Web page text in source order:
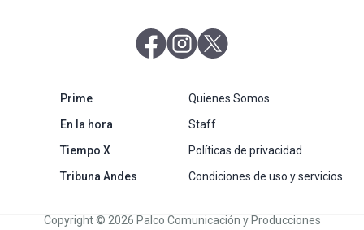
abre en nueva pestaña
abre en nueva pestaña
Primeabre en nueva pestaña
En la horaabre en nueva pestaña
Tiempo Xabre en nueva pestaña
Tribuna Andesabre en nueva pestaña
Quienes Somos
Staff
Políticas de privacidad
Condiciones de uso y servicios
Copyright © 2026 Palco Comunicación y Producciones